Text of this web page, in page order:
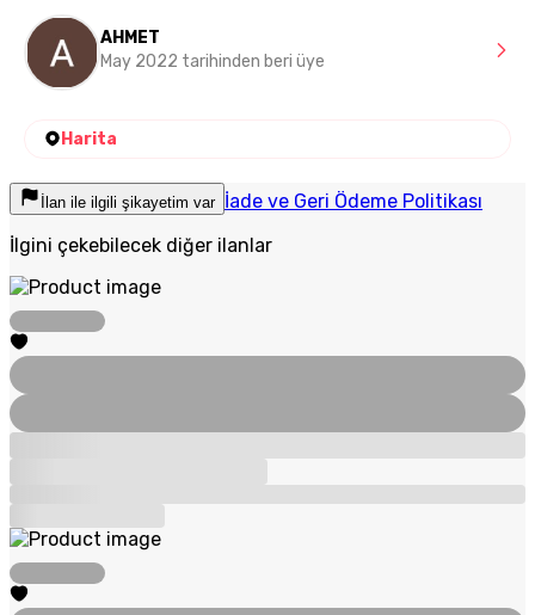
AHMET
May 2022 tarihinden beri üye
Harita
İlan ile ilgili şikayetim var İade ve Geri Ödeme Politikası
İlgini çekebilecek diğer ilanlar